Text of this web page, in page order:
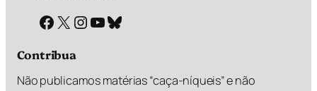
Facebook X Instagram Youtube Bluesky
Contribua
Não publicamos matérias “caça-níqueis” e não